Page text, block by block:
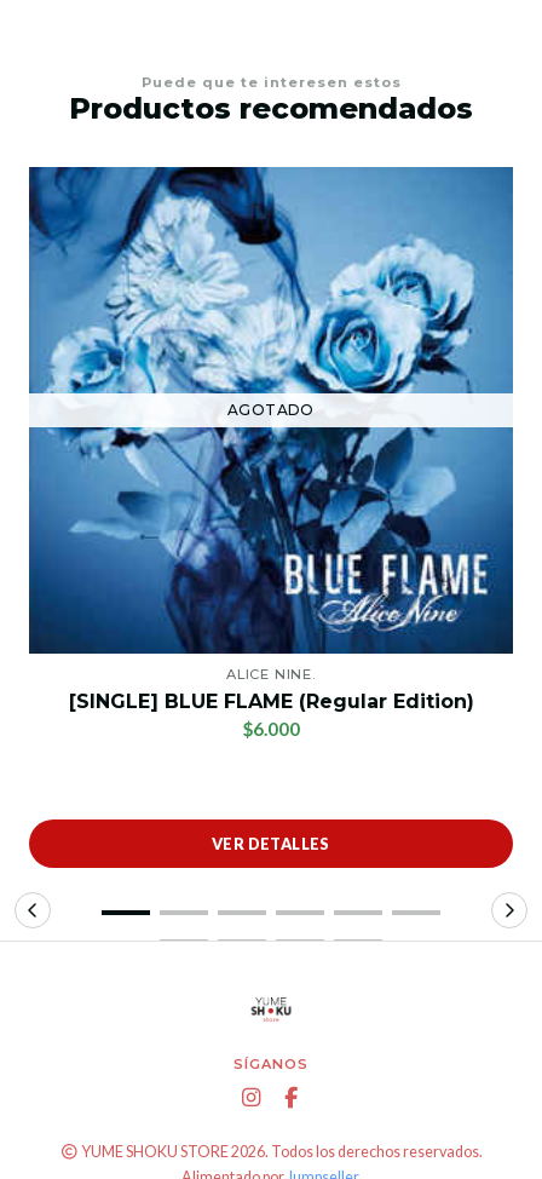
Puede que te interesen estos
Productos recomendados
AGOTADO
ALICE NINE.
[SINGLE] BLUE FLAME (Regular Edition)
$6.000
VER DETALLES
SÍGANOS
YUME SHOKU STORE 2026. Todos los derechos reservados.